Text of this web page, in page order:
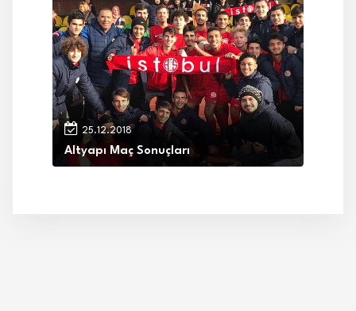
25.12.2018
Altyapı Maç Sonuçları